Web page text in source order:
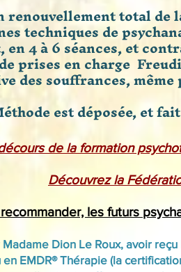
renouvellement total
techniques de
4 à 6 séances, et
prises en charge
des souffrances,
est déposée, et
de la formation
Découvrez la
les futurs
Dion Le Roux, avoir
EMDR® Thérapie (la